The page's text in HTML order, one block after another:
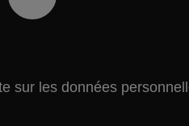
sur les données